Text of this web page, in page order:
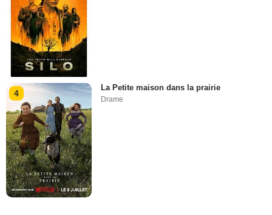
4
La Petite maison dans la prairie
Drame